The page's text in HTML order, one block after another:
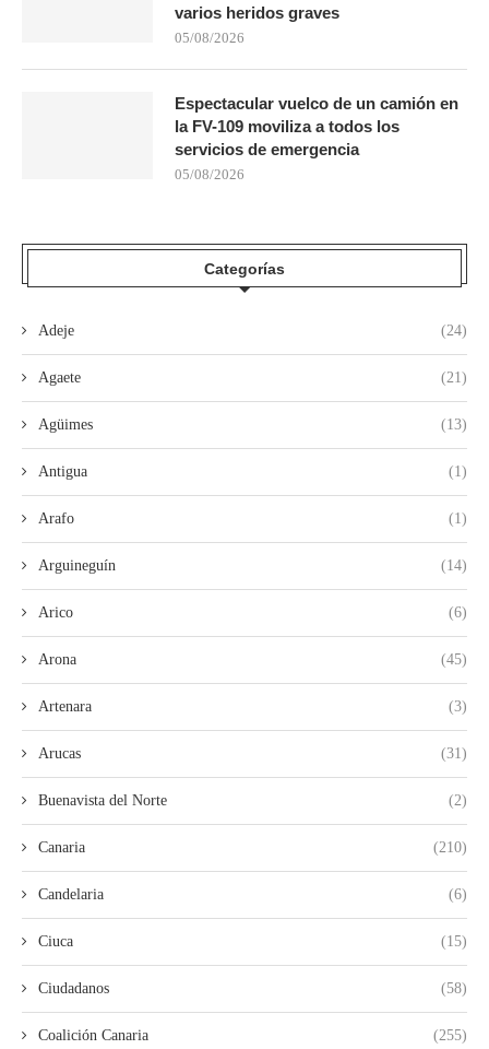
varios heridos graves
05/08/2026
Espectacular vuelco de un camión en
la FV-109 moviliza a todos los
servicios de emergencia
05/08/2026
Categorías
Adeje (24)
Agaete (21)
Agüimes (13)
Antigua (1)
Arafo (1)
Arguineguín (14)
Arico (6)
Arona (45)
Artenara (3)
Arucas (31)
Buenavista del Norte (2)
Canaria (210)
Candelaria (6)
Ciuca (15)
Ciudadanos (58)
Coalición Canaria (255)